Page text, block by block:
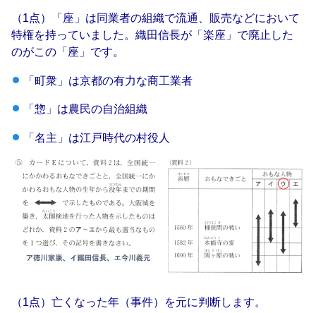
（1点）「座」は同業者の組織で流通、販売などにおいて
特権を持っていました。織田信長が「楽座」で廃止した
のがこの「座」です。
「町衆」は京都の有力な商工業者
「惣」は農民の自治組織
「名主」は江戸時代の村役人
（1点）亡くなった年（事件）を元に判断します。